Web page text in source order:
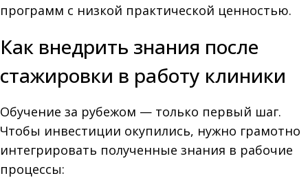
программ с низкой практической ценностью.
Как внедрить знания после
стажировки в работу клиники
Обучение за рубежом — только первый шаг.
Чтобы инвестиции окупились, нужно грамотно
интегрировать полученные знания в рабочие
процессы: